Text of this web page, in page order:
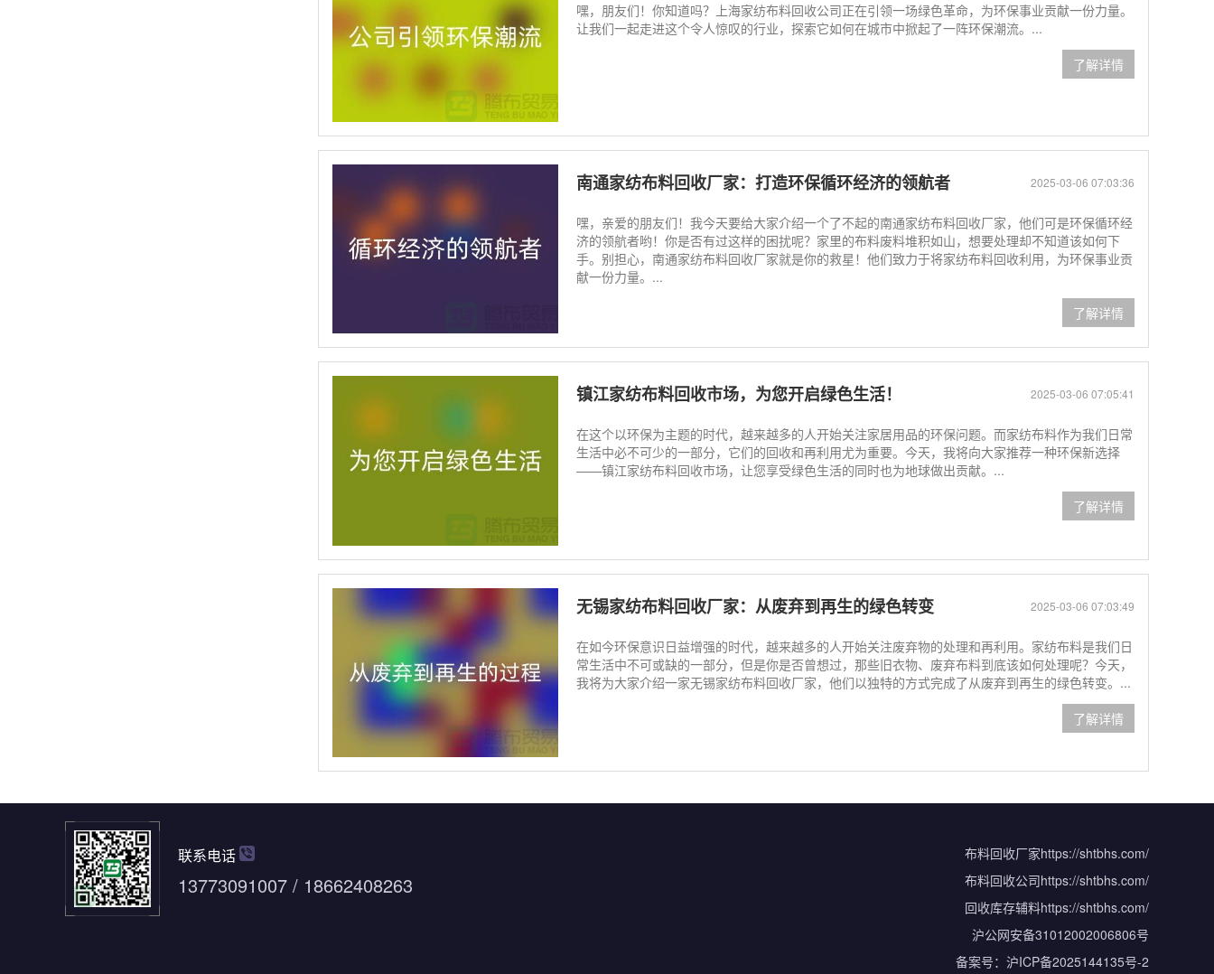
嘿，朋友们！你知道吗？上海家纺布料回收公司正在引领一场绿色革命，为环保事业贡献一份力量。
让我们一起走进这个令人惊叹的行业，探索它如何在城市中掀起了一阵环保潮流。...
了解详情
2025-03-06 07:03:36
南通家纺布料回收厂家：打造环保循环经济的领航者
嘿，亲爱的朋友们！我今天要给大家介绍一个了不起的南通家纺布料回收厂家，他们可是环保循环经
济的领航者哟！你是否有过这样的困扰呢？家里的布料废料堆积如山，想要处理却不知道该如何下
手。别担心，南通家纺布料回收厂家就是你的救星！他们致力于将家纺布料回收利用，为环保事业贡
献一份力量。...
了解详情
2025-03-06 07:05:41
镇江家纺布料回收市场，为您开启绿色生活！
在这个以环保为主题的时代，越来越多的人开始关注家居用品的环保问题。而家纺布料作为我们日常
生活中必不可少的一部分，它们的回收和再利用尤为重要。今天，我将向大家推荐一种环保新选择
——镇江家纺布料回收市场，让您享受绿色生活的同时也为地球做出贡献。...
了解详情
2025-03-06 07:03:49
无锡家纺布料回收厂家：从废弃到再生的绿色转变
在如今环保意识日益增强的时代，越来越多的人开始关注废弃物的处理和再利用。家纺布料是我们日
常生活中不可或缺的一部分，但是你是否曾想过，那些旧衣物、废弃布料到底该如何处理呢？今天，
我将为大家介绍一家无锡家纺布料回收厂家，他们以独特的方式完成了从废弃到再生的绿色转变。...
了解详情
联系电话
13773091007 / 18662408263
布料回收厂家https://shtbhs.com/
布料回收公司https://shtbhs.com/
回收库存辅料https://shtbhs.com/
沪公网安备31012002006806号
备案号： 沪ICP备2025144135号-2